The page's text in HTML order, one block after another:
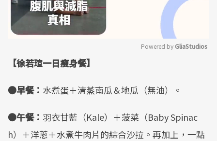
Powered by GliaStudios
【徐若瑄一日瘦身餐】
●早餐： 水煮蛋＋清蒸南瓜＆地瓜（無油）。
●午餐： 羽衣甘藍（Kale）＋菠菜（Baby Spinac
h）＋洋蔥＋水煮牛肉片的綜合沙拉。再加上，一點